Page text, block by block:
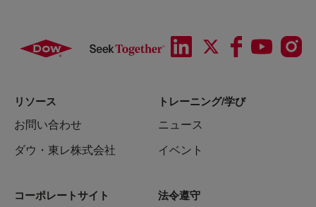
リソース
お問い合わせ
ダウ・東レ株式会社
トレーニング/学び
ニュース
イベント
コーポレートサイト 法令遵守